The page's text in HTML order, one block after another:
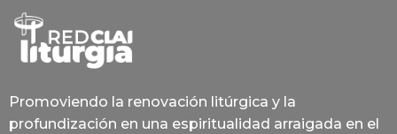
Promoviendo la renovación litúrgica y la
profundización en una espiritualidad arraigada en el